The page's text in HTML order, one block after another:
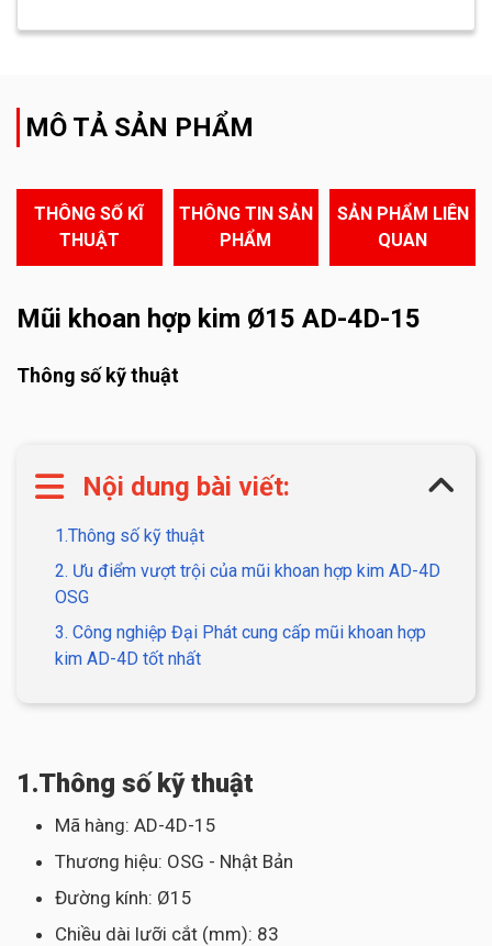
MÔ TẢ SẢN PHẨM
THÔNG SỐ KĨ
THUẬT
THÔNG TIN SẢN
PHẨM
SẢN PHẨM LIÊN
QUAN
Mũi khoan hợp kim Ø15 AD-4D-15
Thông số kỹ thuật
Nội dung bài viết:
1.Thông số kỹ thuật
2. Ưu điểm vượt trội của mũi khoan hợp kim AD-4D
OSG
3. Công nghiệp Đại Phát cung cấp mũi khoan hợp
kim AD-4D tốt nhất
1.Thông số kỹ thuật
Mã hàng: AD-4D-15
Thương hiệu: OSG - Nhật Bản
Đường kính: Ø15
Chiều dài lưỡi cắt (mm): 83